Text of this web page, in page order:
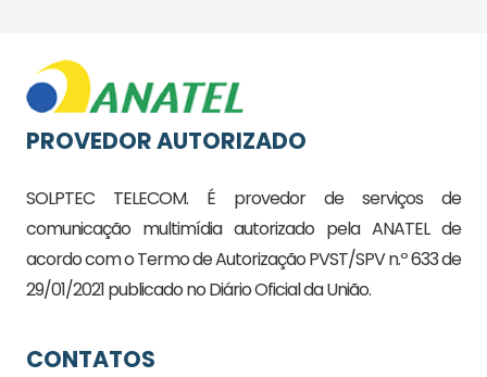
PROVEDOR AUTORIZADO
SOLPTEC TELECOM. É provedor de serviços de
comunicação multimídia autorizado pela ANATEL de
acordo com o Termo de Autorização PVST/SPV n.º 633 de
29/01/2021 publicado no Diário Oficial da União.
CONTATOS